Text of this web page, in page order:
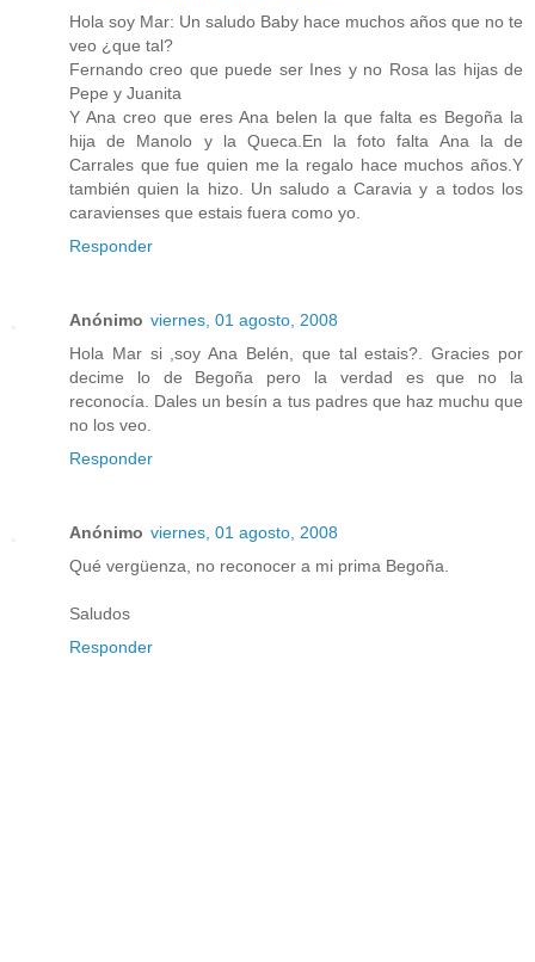
Hola soy Mar: Un saludo Baby hace muchos años que no te
veo ¿que tal?
Fernando creo que puede ser Ines y no Rosa las hijas de
Pepe y Juanita
Y Ana creo que eres Ana belen la que falta es Begoña la
hija de Manolo y la Queca.En la foto falta Ana la de
Carrales que fue quien me la regalo hace muchos años.Y
también quien la hizo. Un saludo a Caravia y a todos los
caravienses que estais fuera como yo.
Responder
Anónimo viernes, 01 agosto, 2008
Hola Mar si ,soy Ana Belén, que tal estais?. Gracies por
decime lo de Begoña pero la verdad es que no la
reconocía. Dales un besín a tus padres que haz muchu que
no los veo.
Responder
Anónimo viernes, 01 agosto, 2008
Qué vergüenza, no reconocer a mi prima Begoña.
Saludos
Responder